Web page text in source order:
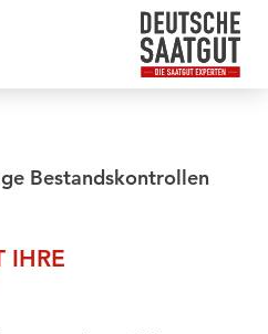
Bestandskontrollen
IHRE